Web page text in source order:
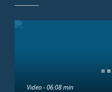
Video - 06:08 min